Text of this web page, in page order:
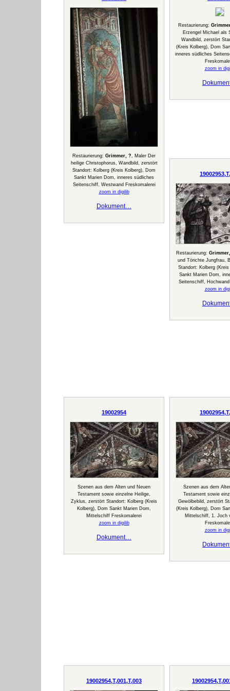
Restaurierung: Grimmer, ?, Maler Der
heilige Christophorus, Wandbild, zerstört
Standort: Kolberg (Kreis Kolberg), Dom
Sankt Marien Dom, inneres südliches
Seitenschiff, Westwand Freskomalerei
zoom in digilib
Dokument…
Restaurierung:
Erzengel Michael als
Wandbild, zerstört
(Kreis Kolberg), Dom
inneres südliches
zoom in
Restaurierung:
und Törichte Jungfrau,
Standort: Kolberg
Sankt Marien Dom,
Seitenschiff,
zoom in
19002954
Szenen aus dem Alten und Neuen
Testament sowie einzelne Heilige,
Zyklus, zerstört Standort: Kolberg (Kreis
Kolberg), Dom Sankt Marien Dom,
Mittelschiff Freskomalerei
zoom in digilib
Dokument…
Szenen aus dem
Testament sowie
Gewölbebild, zerstört
(Kreis Kolberg), Dom
Mittelschiff, 1. Joch
zoom in
19002954,T,001,T,003